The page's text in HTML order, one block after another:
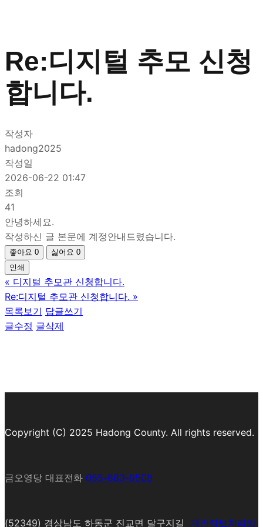
Re:디지털 추모 신청
합니다.
작성자
hadong2025
작성일
2026-06-22 01:47
조회
41
안녕하세요.
작성하신 글 본문에 계정안내드렸습니다.
좋아요 0 싫어요 0
인쇄
« 디지털 추모관 신청합니다.
Re:디지털 추모관 신청합니다. »
목록보기 답글쓰기
글수정 글삭제
Copyright (C) 2025 Hadong County. All rights reserved.
금오영당 대표전화 055-883-9508
(52349) 경상남도 하동군 진교면 달구지길 개인정보처리방